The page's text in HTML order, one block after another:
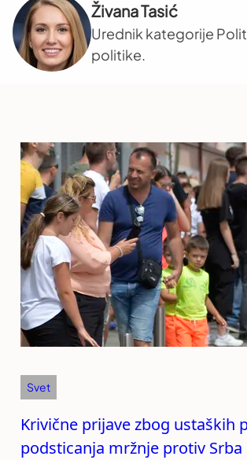
Živana Tasić
Urednik kategorije
politike.
Svet
Krivične prijave zbog ustaških
podsticanja mržnje protiv Srba